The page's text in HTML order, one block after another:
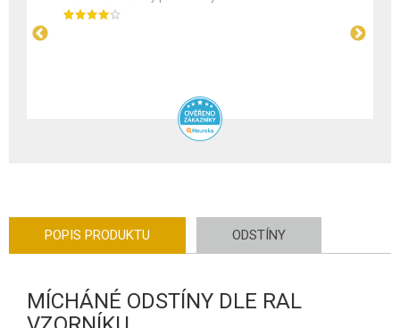
POPIS PRODUKTU ODSTÍNY
MÍCHÁNÉ ODSTÍNY DLE RAL